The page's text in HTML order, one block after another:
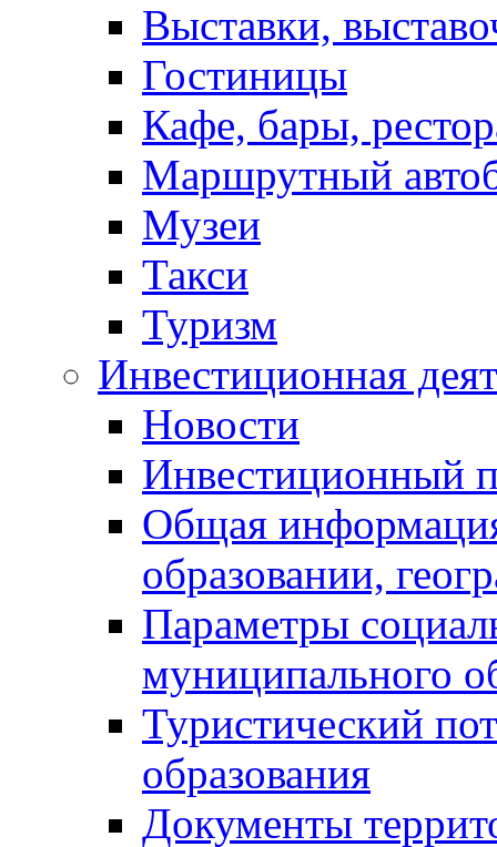
Выставки,
Гостиницы
Кафе, бары,
Маршрутный
Музеи
Такси
Туризм
Инвестиционная
Новости
Инвестиционный
Общая
образовании,
Параметры
муниципального
Туристический
образования
Документы